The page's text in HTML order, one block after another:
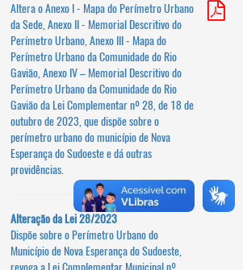
Altera o Anexo I - Mapa do Perímetro Urbano
da Sede, Anexo II - Memorial Descritivo do
Perímetro Urbano, Anexo III - Mapa do
Perímetro Urbano da Comunidade do Rio
Gavião, Anexo IV – Memorial Descritivo do
Perímetro Urbano da Comunidade do Rio
Gavião da Lei Complementar nº 28, de 18 de
outubro de 2023, que dispõe sobre o
perímetro urbano do município de Nova
Esperança do Sudoeste e dá outras
providências.
Alteração da Lei 28/2023
Dispõe sobre o Perímetro Urbano do
Município de Nova Esperança do Sudoeste,